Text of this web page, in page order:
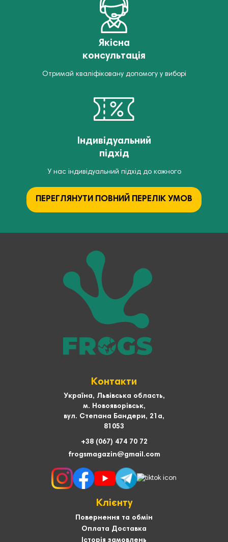
Якісна
консультація
Отримай кваліфіковану допомогу у виборі
Індивідуальний
підхід
У нас індивідуальний підхід до кожного
ПЕРЕГЛЯНУТИ ПОВНИЙ ПЕРЕЛІК УМОВ
Контакти
Україна, Львівська область,
м. Новояворівськ,
вул. Степана Бандери, 21а,
81053
+38 (067) 474 70 72
frogsmagazin@gmail.com
Клієнту
Повернення та обмін
Оплата Доставка
Історія замовлень